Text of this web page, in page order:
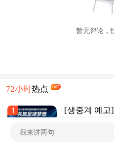
暂无评论，
72小时热点
1
[생중계 예고